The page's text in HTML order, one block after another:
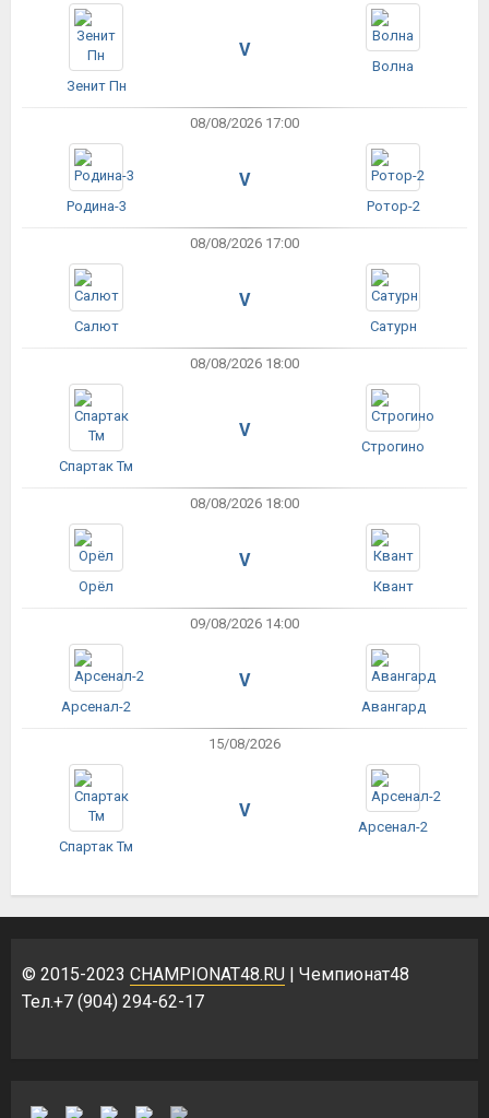
Зенит Пн
V
Волна
08/08/2026 17:00
Родина-3
V
Ротор-2
08/08/2026 17:00
Салют
V
Сатурн
08/08/2026 18:00
Спартак Тм
V
Строгино
08/08/2026 18:00
Орёл
V
Квант
09/08/2026 14:00
Арсенал-2
V
Авангард
15/08/2026
Спартак Тм
V
Арсенал-2
© 2015-2023 CHAMPIONAT48.RU | Чемпионат48
Тел.+7 (904) 294-62-17